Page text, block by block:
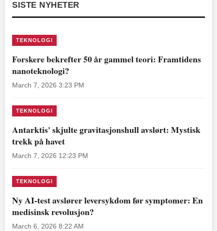
SISTE NYHETER
TEKNOLOGI
Forskere bekrefter 50 år gammel teori: Framtidens
nanoteknologi?
March 7, 2026 3:23 PM
TEKNOLOGI
Antarktis' skjulte gravitasjonshull avslørt: Mystisk
trekk på havet
March 7, 2026 12:23 PM
TEKNOLOGI
Ny AI-test avslører leversykdom før symptomer: En
medisinsk revolusjon?
March 6, 2026 8:22 AM